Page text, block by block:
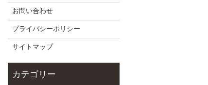
お問い合わせ
プライバシーポリシー
サイトマップ